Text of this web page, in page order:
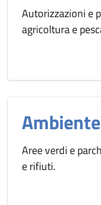
Autorizzazioni e
agricoltura e
Ambiente
Aree verdi e
e rifiuti.